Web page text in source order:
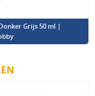
Grijs 50 ml |